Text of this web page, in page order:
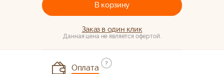
В корзину
Заказ в один клик
Данная цена не является офертой.
Оплата
?